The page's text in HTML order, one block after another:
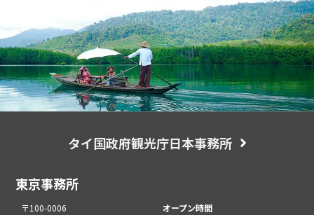
タイ国政府観光庁日本事務所
東京事務所
〒100-0006
オープン時間